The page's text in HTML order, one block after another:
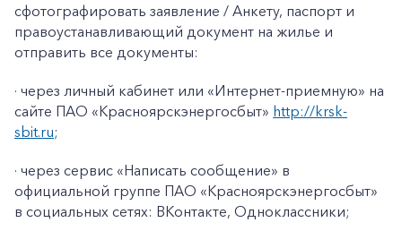
сфотографировать заявление / Анкету, паспорт и
правоустанавливающий документ на жилье и
отправить все документы:
· через личный кабинет или «Интернет-приемную» на
сайте ПАО «Красноярскэнергосбыт» http://krsk-
sbit.ru;
· через сервис «Написать сообщение» в
официальной группе ПАО «Красноярскэнергосбыт»
в социальных сетях: ВКонтакте, Одноклассники;